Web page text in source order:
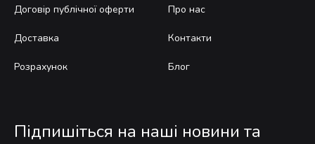
Договір публічної оферти
Доставка
Розрахунок
Про нас
Контакти
Блог
Підпишіться на наші новини та